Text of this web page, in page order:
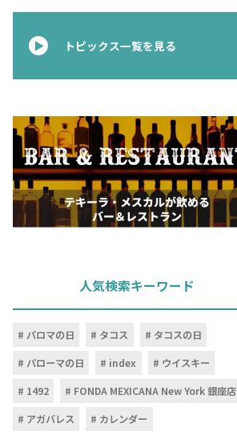
トピックス一覧を見る
人気検索キーワード
パロマの日 タコス
タコスの日
パローマの日
index
ウイスキー
1492
FONDA MEXICANA New York 銀座店
アガバレス
カレンダー